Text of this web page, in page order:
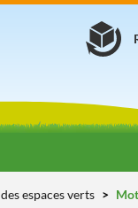
espaces verts